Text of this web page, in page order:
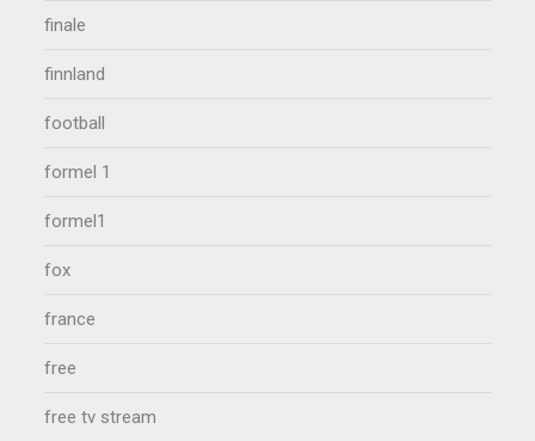
finale
finnland
football
formel 1
formel1
fox
france
free
free tv stream